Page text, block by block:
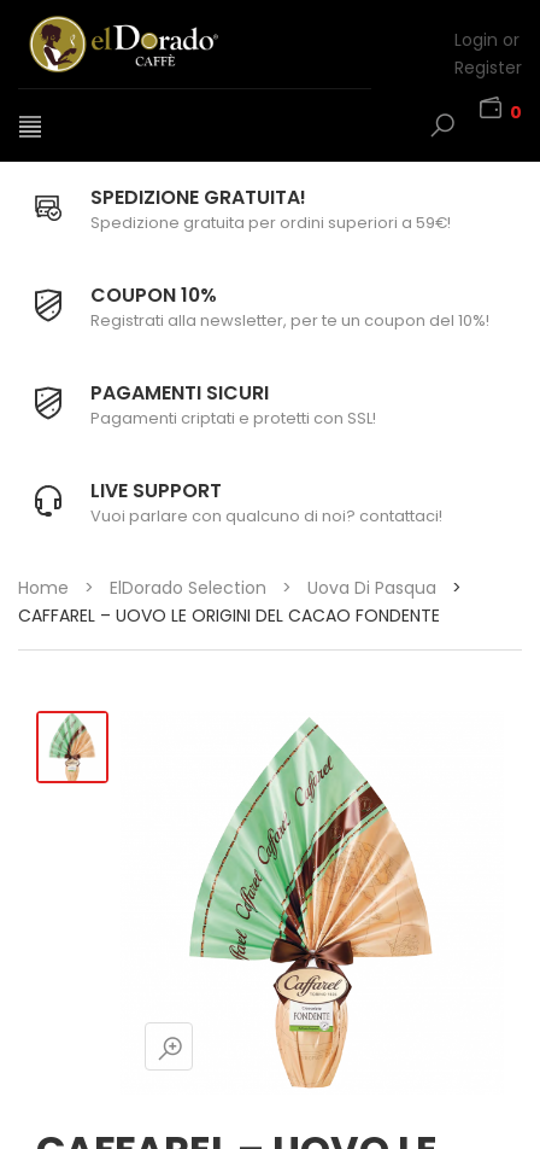
Login or
Register
0
SPEDIZIONE GRATUITA!
Spedizione gratuita per ordini superiori a 59€!
COUPON 10%
Registrati alla newsletter, per te un coupon del 10%!
PAGAMENTI SICURI
Pagamenti criptati e protetti con SSL!
LIVE SUPPORT
Vuoi parlare con qualcuno di noi? contattaci!
Home > ElDorado Selection > Uova Di Pasqua
>
CAFFAREL – UOVO LE ORIGINI DEL CACAO FONDENTE